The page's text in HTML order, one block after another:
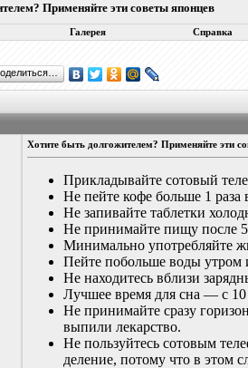
Применяйте эти советы японцев
Галерея Справка
Хотите быть долгожителем? Применяйте эти
Прикладывайте сотовый
Не пейте кофе больше 1 раза
Не запивайте таблетки
Не принимайте пищу после 5
Минимально употребляйте
Пейте побольше воды утром
Не находитесь вблизи
Лучшее время для сна — с 10
Не принимайте сразу
выпили лекарство.
Не пользуйтесь сотовым
деление, потому что в этом